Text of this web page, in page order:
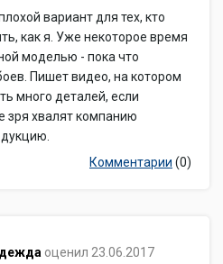
вариант для тех, кто
как я. Уже некоторое время
моделью - пока что
Пишет видео, на котором
много деталей, если
зря хвалят компанию
Комментарии (0)
оценил 23.06.2017